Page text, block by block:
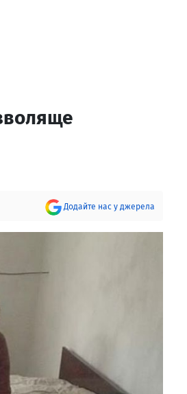
Додайте нас у джерела